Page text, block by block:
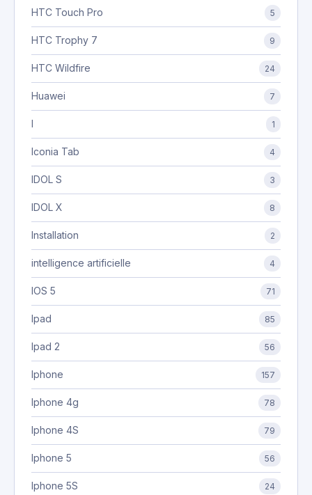
HTC Touch Pro 5
HTC Trophy 7 9
HTC Wildfire 24
Huawei 7
I 1
Iconia Tab 4
IDOL S 3
IDOL X 8
Installation 2
intelligence artificielle 4
IOS 5 71
Ipad 85
Ipad 2 56
Iphone 157
Iphone 4g 78
Iphone 4S 79
Iphone 5 56
Iphone 5S 24